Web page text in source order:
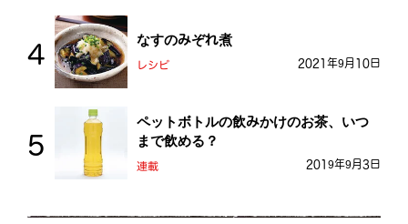
なすのみぞれ煮
レシピ 2021年9月10日
ペットボトルの飲みかけのお茶、いつ
まで飲める？
連載 2019年9月3日